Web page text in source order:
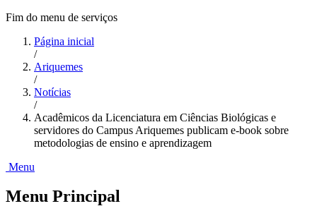
Fim do menu de serviços
Página inicial
/
Ariquemes
/
Notícias
/
Acadêmicos da Licenciatura em Ciências Biológicas e
servidores do Campus Ariquemes publicam e-book sobre
metodologias de ensino e aprendizagem
Menu
Menu Principal